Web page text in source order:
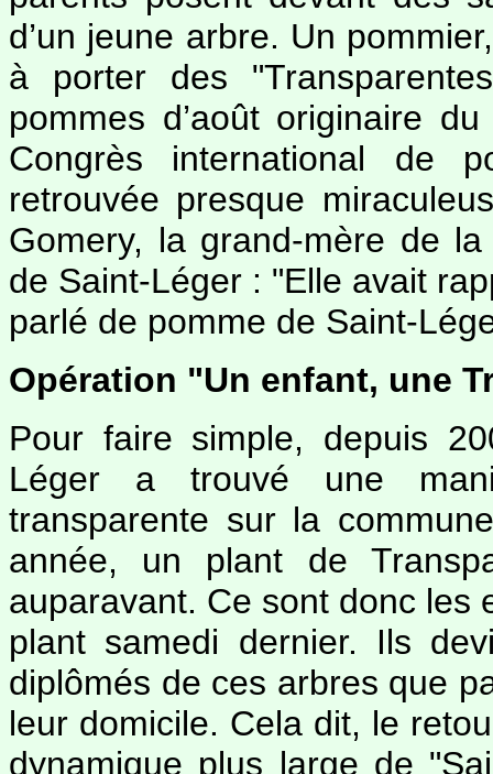
d’un jeune arbre. Un
à porter des
pommes d’août originaire
Congrès international de
retrouvée presque
Gomery, la grand-mère de
de Saint-Léger : "Elle avait
parlé de pomme de Saint-
Opération "Un enfant, une
Pour faire simple, depuis
Léger a trouvé une
transparente sur la
année, un plant de
auparavant. Ce sont donc les
plant samedi dernier. Ils
diplômés de ces arbres que
leur domicile. Cela dit, le
dynamique plus large de